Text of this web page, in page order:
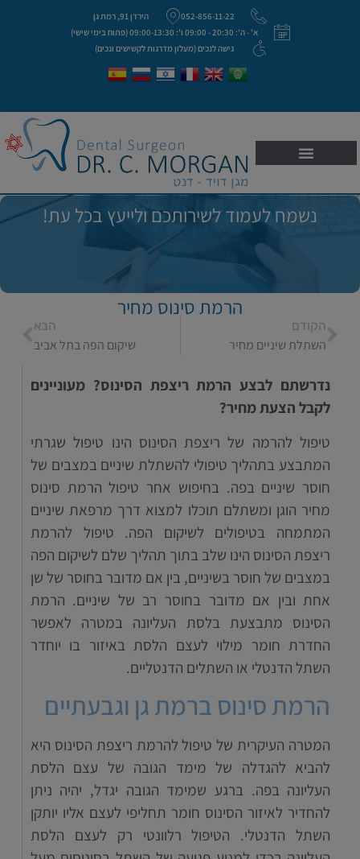
052-856-11-22
הירדן 91, רמת גן
א' - ה': 20:30 - 09:00 ו': 09:00-13:30 (פתוח בימי שישי)
גישה לנכים (מעלון מדרגות לקשישים ונכים)
נשמח לעמוד לשירותכם ולייעץ בכל עת!
הרמת סינוס מחיר
הקודם
השתלת שיניים מחיר
הבא
שיקום הפה בתל אביב
נדרשתם לבצע הרמת ריצפת הסינוס? מעוניינים
לקבל הצעת מחיר?
טיפול להרמה של ריצפת הסינוס הינו טיפול שגרתי
המתבצע בתהליך טיפולי להשתלת שיניים במצבים של
חוסר שיניים בפה. בחיפוש אחר טיפול הרמת סינוס
מחיר הוגן ומשתלם תוכלו למצוא דרך מרפאת שיניים
המתמחה בטיפולים לשיקום הפה. טיפול להרמת
ריצפת הסינוס הינו שלב בתוך תהליך שלם לשיקום הפה
במצבים של חוסר בשיניים, בין אם מדובר בחוסר של שן
אחת ובין אם מדובר בחוסר רב של שיניים. הרמת
הסינוס מתבצעת בלסת העליונה במטרה לאפשר
החדרת חומר מילוי לעצם הלסת באיזור בו יוחדר
השתל הדנטלי או השתלים הדנטליים.
הרמת סינוס ברמת גן וגבעתיים
המטרה העיקרית של טיפול להרמת ריצפת הסינוס היא
להביא להגדלה של מימד הגובה של עצם הלסת
העליונה בפה. ברגע שמימד הגובה יגדל, יהיה ניתן
להחדיר לאיזור הסינוס חומר תחליפי לעצם אליו יותקן
השתל הדנטלי. הטיפול רלוונטי רק לעצם הלסת